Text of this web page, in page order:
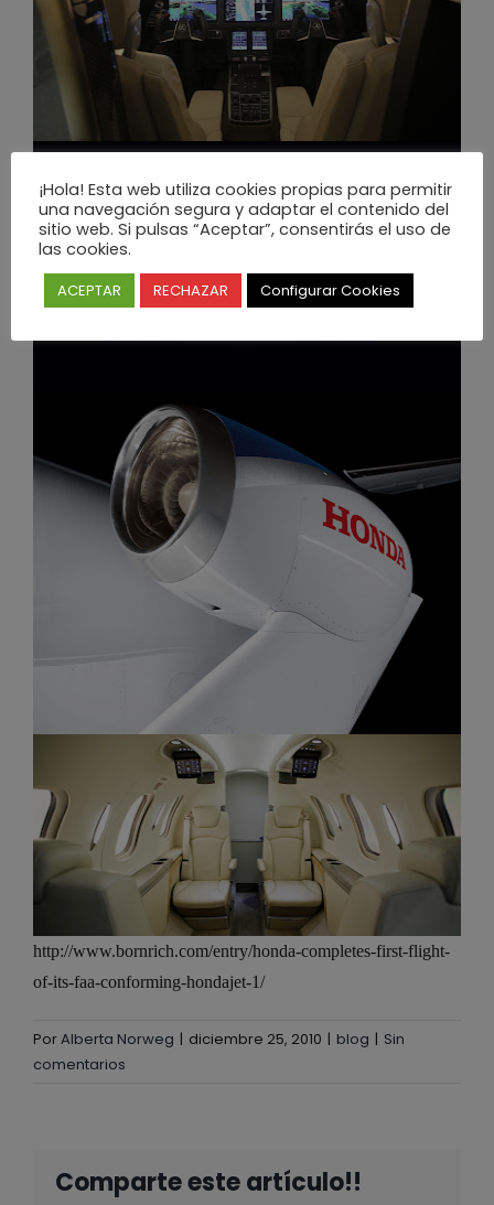
http://www.bornrich.com/entry/honda-completes-first-flight-
of-its-faa-conforming-hondajet-1/
PorAlberta Norweg | diciembre 25, 2010 | blog | Sin
comentarios
Comparte este artículo!!
¡Hola! Esta web utiliza cookies propias para permitir
una navegación segura y adaptar el contenido del
sitio web. Si pulsas “Aceptar”, consentirás el uso de
las cookies.
ACEPTAR RECHAZAR Configurar Cookies